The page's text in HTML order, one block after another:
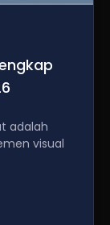
adalah
visual